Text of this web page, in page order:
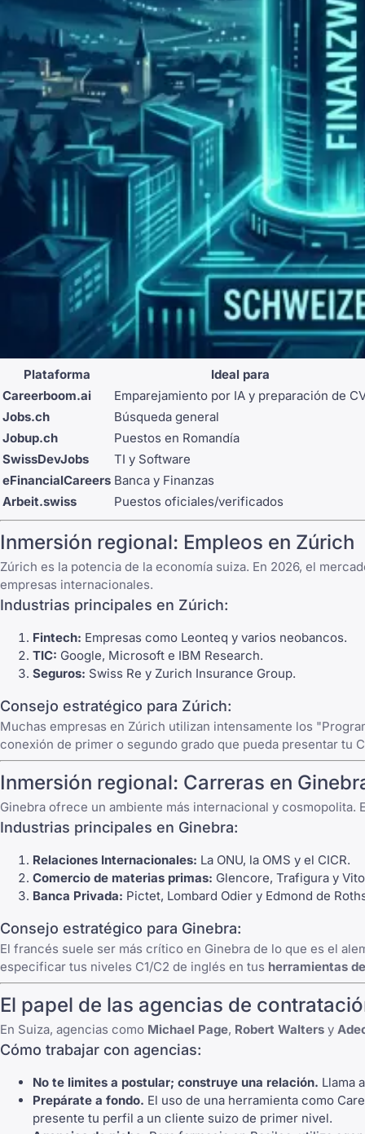
Plataforma
Ideal para
Careerboom.ai
Emparejamiento por IA y preparación de
Jobs.ch
Búsqueda general
Jobup.ch
Puestos en Romandía
SwissDevJobs
TI y Software
eFinancialCareers Banca y Finanzas
Arbeit.swiss
Puestos oficiales/verificados
Inmersión regional: Empleos en Zúrich
Zúrich es la potencia de la economía suiza. En 2026, el
empresas internacionales.
Industrias principales en Zúrich:
Fintech: Empresas como Leonteq y varios neobancos.
TIC: Google, Microsoft e IBM Research.
Seguros: Swiss Re y Zurich Insurance Group.
Consejo estratégico para Zúrich:
Muchas empresas en Zúrich utilizan intensamente los
conexión de primer o segundo grado que pueda presentar tu
Inmersión regional: Carreras en
Ginebra ofrece un ambiente más internacional y cosmopolita.
Industrias principales en Ginebra:
Relaciones Internacionales: La ONU, la OMS y el CICR.
Comercio de materias primas: Glencore, Trafigura y
Banca Privada: Pictet, Lombard Odier y Edmond de
Consejo estratégico para Ginebra:
El francés suele ser más crítico en Ginebra de lo que es el
especificar tus niveles C1/C2 de inglés en tus herramientas
El papel de las agencias de
En Suiza, agencias como Michael Page, Robert Walters y
Cómo trabajar con agencias:
No te limites a postular; construye una relación. Llama
Prepárate a fondo. El uso de una herramienta como
presente tu perfil a un cliente suizo de primer nivel.